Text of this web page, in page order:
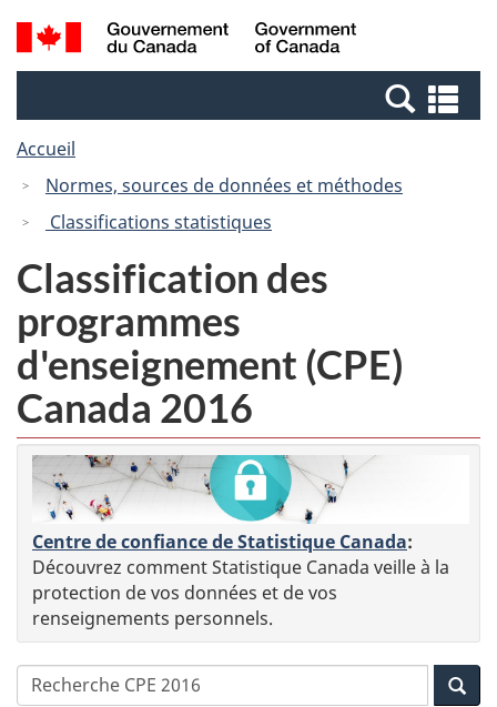
Passer
au
Passer
à
Canada
Recherche
et
et
Accueil
Normes, sources de données et méthodes
Classifications statistiques
Classification des
programmes
d'enseignement (CPE)
Canada 2016
Centre de confiance de Statistique Canada:
Découvrez comment Statistique Canada veille à la
protection de vos données et de vos
renseignements personnels.